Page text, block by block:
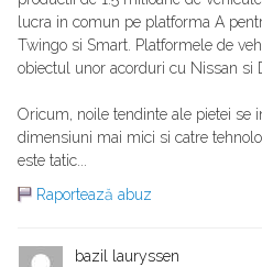
lucra in comun pe platforma A
Twingo si Smart. Platformele de
obiectul unor acorduri cu Nissan si
Oricum, noile tendinte ale pietei se
dimensiuni mai mici si catre
este tatic...
Raportează abuz
bazil lauryssen